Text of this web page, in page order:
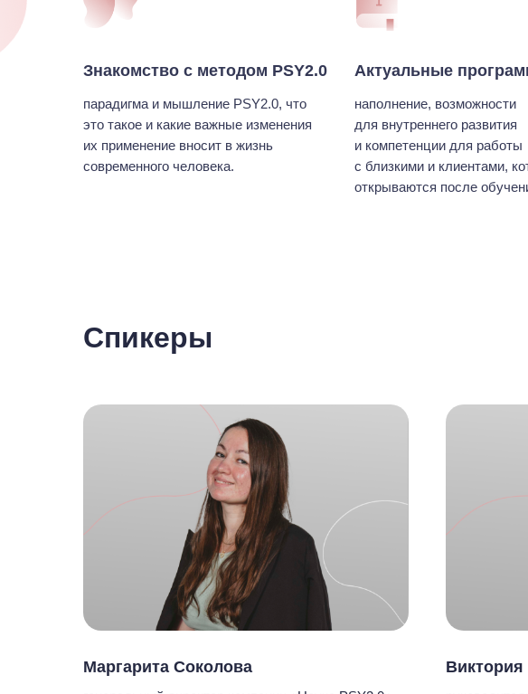
парадигма и мышление PSY2.0, что
это такое и какие важные изменения
их применение вносит в жизнь
современного человека.
наполнение, возможности
для внутреннего развития
и компетенции для работы
с близкими и клиентами,
открываются после
Знакомство с методом PSY2.0 Актуальные
Спикеры
Маргарита Соколова Виктория